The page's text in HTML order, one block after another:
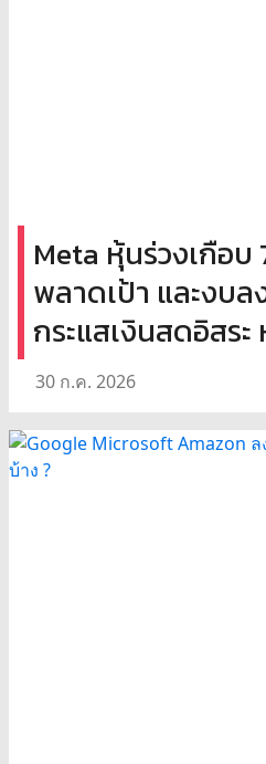
Meta หุ้นร่วงเกือบ
พลาดเป้า และงบ
กระแสเงินสดอิสร
30 ก.ค. 2026